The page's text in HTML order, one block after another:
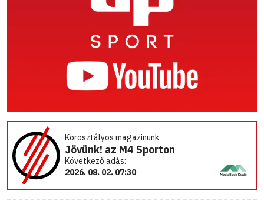
Korosztályos magazinunk
Jövünk! az M4 Sporton
Következő adás:
2026. 08. 02. 07:30